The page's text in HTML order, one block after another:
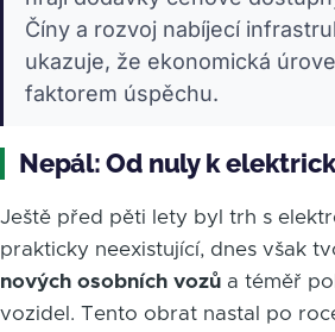
Číny a rozvoj nabíjecí
ukazuje, že ekonomická
faktorem úspěchu.
Nepál: Od nuly k
Ještě před pěti lety byl trh s
prakticky neexistující, dnes však
nových osobních vozů a téměř
vozidel. Tento obrat nastal po